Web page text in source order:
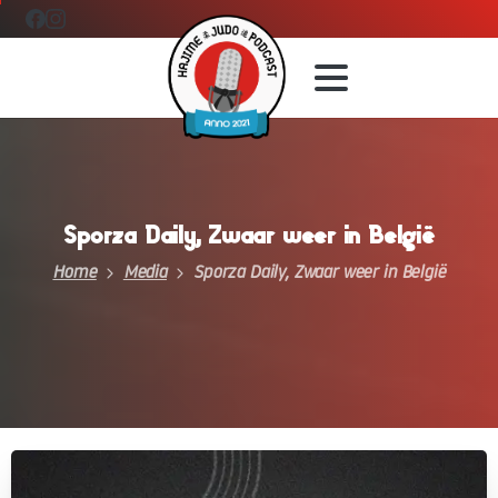
Sporza Daily, Zwaar weer in België
Home Media Sporza Daily, Zwaar weer in België